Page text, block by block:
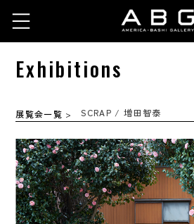
Exhibitions
展覧会一覧 > SCRAP / 増田智泰